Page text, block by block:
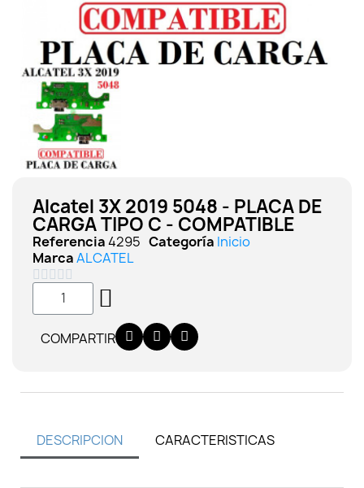
Alcatel 3X 2019 5048 - PLACA DE
CARGA TIPO C - COMPATIBLE
Referencia4295 Categoría Inicio
MarcaALCATEL
    
COMPARTIR
DESCRIPCION CARACTERISTICAS